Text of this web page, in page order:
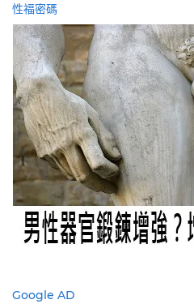
性福密碼
Google AD